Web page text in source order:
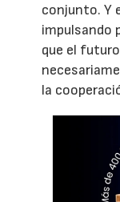
conjunto. Y
impulsando
que el
la